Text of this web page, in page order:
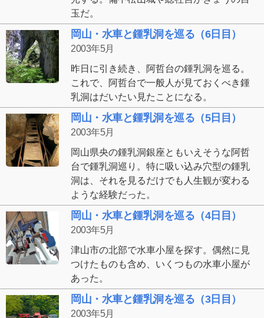
玉だ。
岡山・水車と鍾乳洞を巡る（6日目）
2003年5月
昨日に引き続き、阿哲台の鍾乳洞を巡る。
これで、阿哲台で一般人が見ておくべき鍾
乳洞はだいたい見たことになる。
岡山・水車と鍾乳洞を巡る（5日目）
2003年5月
岡山県央の鍾乳洞銀座ともいえそうな阿哲
台で鍾乳洞巡り。特に吸い込み穴型の鍾乳
洞は、それを見るだけでも人生観が変わる
ような経験だった。
岡山・水車と鍾乳洞を巡る（4日目）
2003年5月
津山市の北部で水車小屋を探す。偶然に見
つけたものも含め、いくつもの水車小屋が
あった。
岡山・水車と鍾乳洞を巡る（3日目）
2003年5月